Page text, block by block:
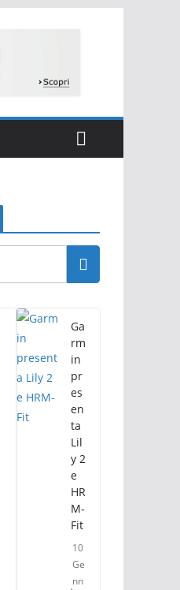
Ga
rm
in
pr
es
en
ta
Lil
y 2
e
HR
M-
Fit
10
Ge
nn